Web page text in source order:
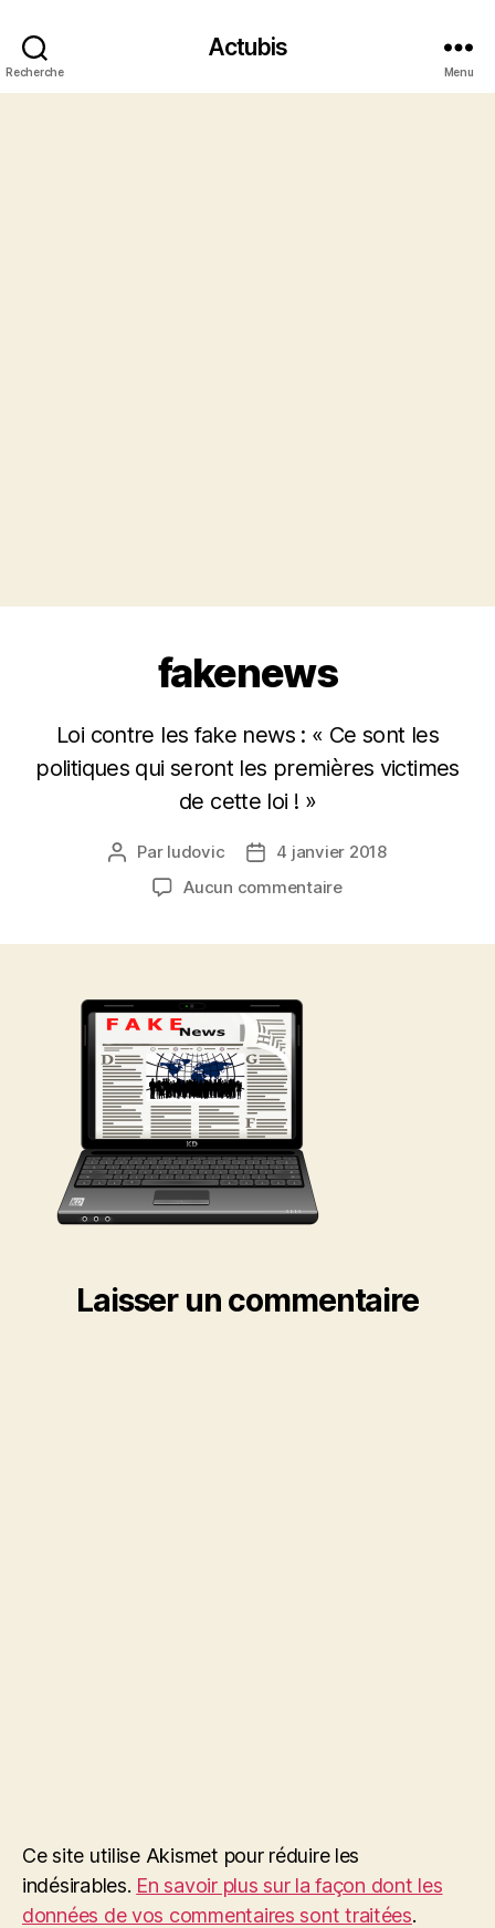
Recherche
Actubis
Menu
fakenews
Loi contre les fake news : « Ce sont les
politiques qui seront les premières victimes
de cette loi ! »
Auteur
l’article
Par ludovic
Date4 janvier 2018
Aucun commentairesur
Laisser un commentaire
Ce site utilise Akismet pour réduire les
indésirables. En savoir plus sur la façon dont les
données de vos commentaires sont traitées.